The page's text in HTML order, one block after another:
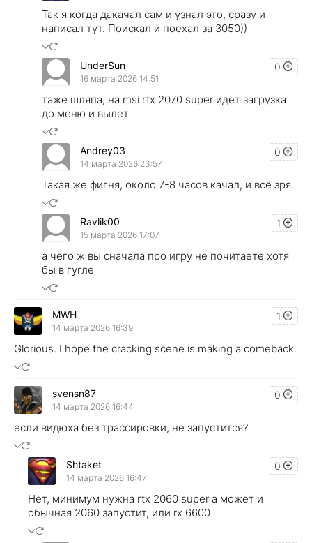
Так я когда дакачал сам и узнал это, сразу и
написал тут. Поискал и поехал за 3050))
0
UnderSun
16 марта 2026 14:51
таже шляпа, на msi rtx 2070 super идет загрузка
до меню и вылет
0
Andrey03
14 марта 2026 23:57
Такая же фигня, около 7-8 часов качал, и всё зря.
1
Ravlik00
15 марта 2026 17:07
а чего ж вы сначала про игру не почитаете хотя
бы в гугле
1
MWH
14 марта 2026 16:39
Glorious. I hope the cracking scene is making a comeback.
0
svensn87
14 марта 2026 16:44
если видюха без трассировки, не запустится?
0
Shtaket
14 марта 2026 16:47
Нет, минимум нужна rtx 2060 super а может и
обычная 2060 запустит, или rx 6600